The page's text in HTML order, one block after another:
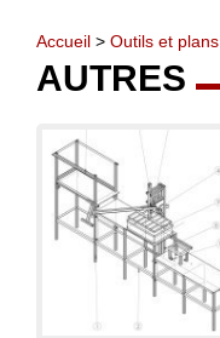
Accueil > Outils et plans
AUTRES